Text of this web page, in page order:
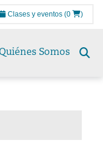
Clases y eventos (0 )
Somos